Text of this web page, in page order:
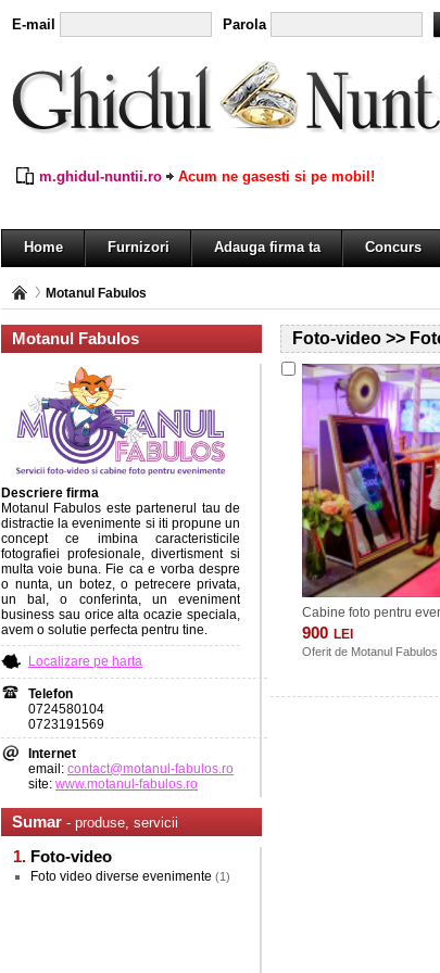
E-mail Parola
m.ghidul-nuntii.ro Acum ne gasesti si pe mobil!
Home Furnizori Adauga firma ta Concurs
Motanul Fabulos
Motanul Fabulos
Descriere firma
Motanul Fabulos este partenerul tau de
distractie la evenimente si iti propune un
concept ce imbina caracteristicile
fotografiei profesionale, divertisment si
multa voie buna. Fie ca e vorba despre
o nunta, un botez, o petrecere privata,
un bal, o conferinta, un eveniment
business sau orice alta ocazie speciala,
avem o solutie perfecta pentru tine.
Localizare pe harta
Telefon
0724580104
0723191569
Internet
email: contact@motanul-fabulos.ro
site: www.motanul-fabulos.ro
Sumar - produse, servicii
Foto-video
Foto video diverse evenimente (1)
Foto-video >>
900 LEI
Oferit de Motanul Fabulos